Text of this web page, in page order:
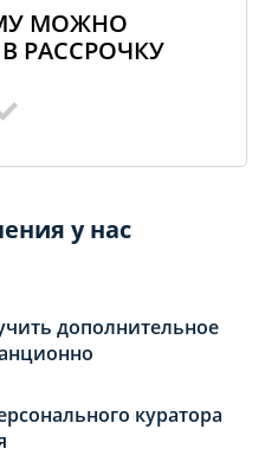
МОЖНО
РАССРОЧКУ
у нас
дополнительное
куратора